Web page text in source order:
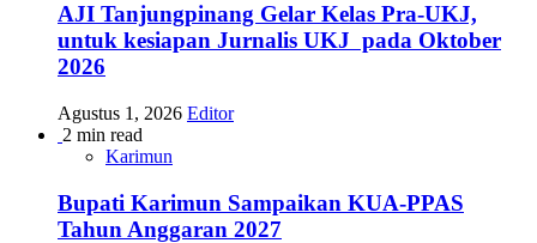
AJI Tanjungpinang Gelar Kelas Pra-UKJ,
untuk kesiapan Jurnalis UKJ pada Oktober
2026
Agustus 1, 2026 Editor
2 min read
Karimun
Bupati Karimun Sampaikan KUA-PPAS
Tahun Anggaran 2027